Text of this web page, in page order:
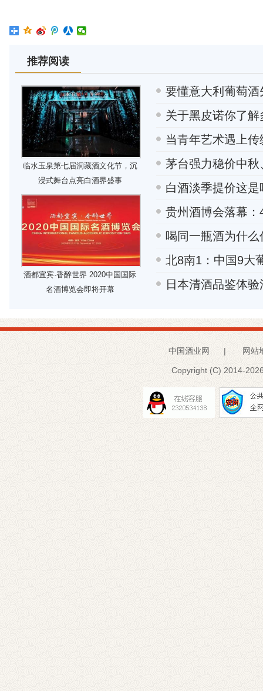
推荐阅读
临水玉泉第七届洞藏酒文化节，沉
浸式舞台点亮白酒界盛事
酒都宜宾·香醉世界 2020中国国际
名酒博览会即将开幕
要懂意大利葡萄
关于黑皮诺你了解
当青年艺术遇上传
茅台强力稳价中
白酒淡季提价这
贵州酒博会落幕
喝同一瓶酒为什
北8南1：中国9大
日本清酒品鉴体
中国酒业网 | 网站
Copyright (C) 2014-